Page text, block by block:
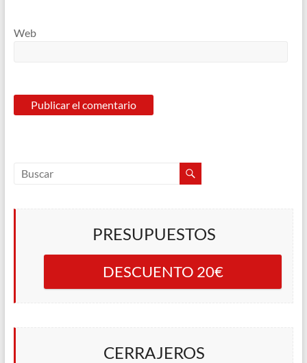
Web
PRESUPUESTOS
DESCUENTO 20€
CERRAJEROS